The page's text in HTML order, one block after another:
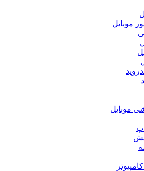
موبایل
موبایل